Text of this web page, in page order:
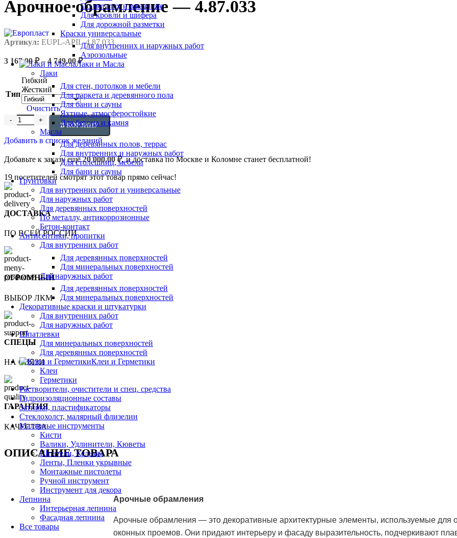
По металлу и ржавчине
Для кровли и шифера
Для дорожной разметки
Краски универсальные
Для внутренних и наружных работ
Аэрозольные
Лаки и Масла
Лаки
Для стен, потолков и мебели
Для паркета и деревянного пола
Для бани и сауны
Яхтные, атмосферостойкие
Для бетона и камня
Масла
Для деревянных полов, террас
Для внутренних и наружных работ
Для столешниц, мебели
Для бани и сауны
Грунтовки
Для внутренних работ и универсальные
Для наружных работ
Для деревянных поверхностей
По металлу, антикоррозионные
Бетон-контакт
Антисептики, пропитки
Для внутренних работ
Для деревянных поверхностей
Для минеральных поверхностей
Для наружных работ
Для деревянных поверхностей
Для минеральных поверхностей
Декоративные краски и штукатурки
Для внутренних работ
Для наружных работ
Шпатлевки
Для минеральных поверхностей
Для деревянных поверхностей
Клеи и Герметики
Клеи
Герметики
Растворители, очистители и спец. средства
Гидроизоляционные составы
Затирки, пластификаторы
Стеклохолст, малярный флизелин
Малярные инструменты
Кисти
Валики, Удлинители, Кюветы
Шпатели, Кельмы
Ленты, Пленки укрывные
Монтажные пистолеты
Ручной инструмент
Инструмент для декора
Лепнина
Интерьерная лепнина
Фасадная лепнина
Все товары
Арочное обрамление — 4.87.033
Артикул: EUPL-APIL-4.87.033
3 167,00₽ – 4 749,00₽Диапазон
цен:
167,00 ₽
–
4
749,00 ₽
Тип
Гибкий
Жесткий
Очистить
Количество товара Арочное обрамление - 4.87.033
В КОРЗИНУ
Добавить в список желаний
Добавьте к заказу ещё20 000,00₽, и доставка по Москве и Коломне станет бесплатной!
19 посетителей смотрят этот товар прямо сейчас!
ДОСТАВКА
ПО ВСЕЙ РОССИИ
ОГРОМНЫЙ
ВЫБОР ЛКМ
СПЕЦЫ
НА СВЯЗИ
ГАРАНТИЯ
КАЧЕСТВА
ОПИСАНИЕ ТОВАРА
Арочные обрамления
Арочные обрамления — это декоративные архитектурные элементы, используемые для
оконных проемов. Они придают интерьеру и фасаду выразительность, подчеркивают